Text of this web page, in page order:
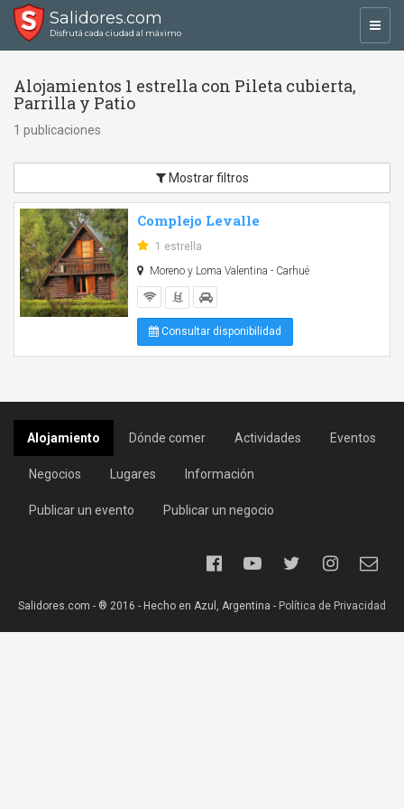
Salidores.com
Disfrutá cada ciudad al máximo
Alojamientos 1 estrella con Pileta cubierta,
Parrilla y Patio
1 publicaciones
Mostrar filtros
Complejo Levalle
1 estrella
Moreno y Loma Valentina - Carhué
Consultar disponibilidad
Alojamiento Dónde comer Actividades Eventos
Negocios Lugares Información
Publicar un evento Publicar un negocio
Salidores.com - ® 2016 - Hecho en Azul, Argentina - Política de Privacidad